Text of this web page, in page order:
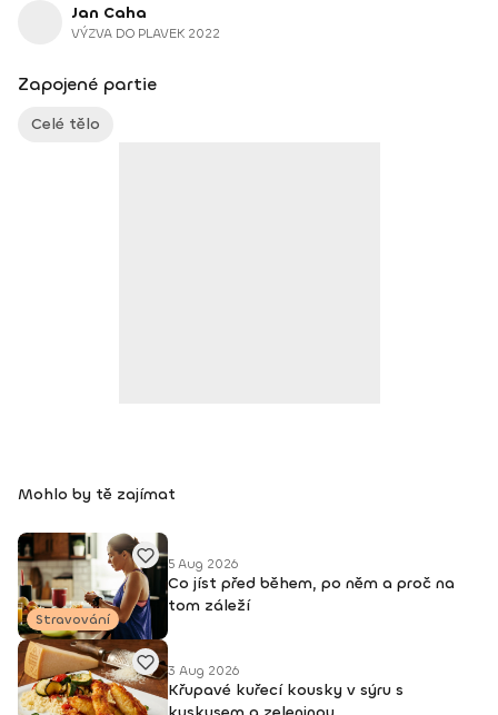
Jan Caha
VÝZVA DO PLAVEK 2022
Zapojené partie
Celé tělo
Mohlo by tě zajímat
Stravování
5 Aug 2026
Co jíst před během, po něm a proč na
tom záleží
3 Aug 2026
Křupavé kuřecí kousky v sýru s